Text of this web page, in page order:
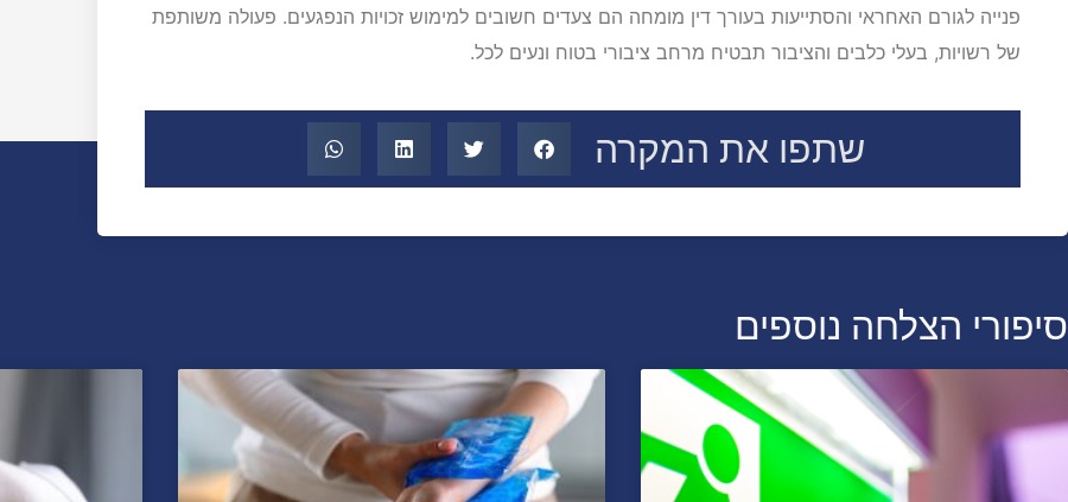
פנייה לגורם האחראי והסתייעות בעורך דין מומחה הם צעדים חשובים למימוש זכויות הנפגעים. פעולה משותפת
של רשויות, בעלי כלבים והציבור תבטיח מרחב ציבורי בטוח ונעים לכל.
שתפו את המקרה
סיפורי הצלחה נוספים